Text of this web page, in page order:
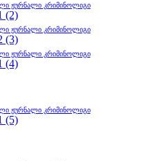
ჟურნალი კრიმინოლიგი
(2)
ჟურნალი კრიმინოლიგი
(3)
ჟურნალი კრიმინოლიგი
(4)
ჟურნალი კრიმინოლიგი
(5)